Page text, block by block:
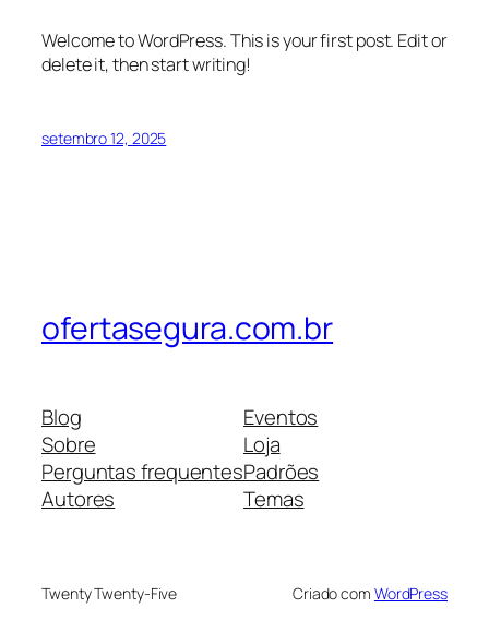
Welcome to WordPress. This is your first post. Edit or
delete it, then start writing!
setembro 12, 2025
ofertasegura.com.br
Blog
Sobre
Perguntas frequentes
Autores
Eventos
Loja
Padrões
Temas
Twenty Twenty-Five Criado com WordPress